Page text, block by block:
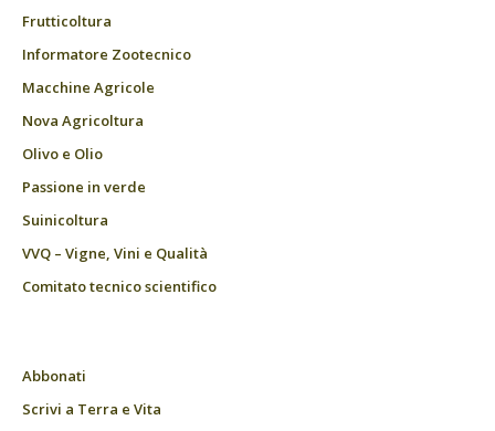
Frutticoltura
Informatore Zootecnico
Macchine Agricole
Nova Agricoltura
Olivo e Olio
Passione in verde
Suinicoltura
VVQ – Vigne, Vini e Qualità
Comitato tecnico scientifico
Abbonati
Scrivi a Terra e Vita